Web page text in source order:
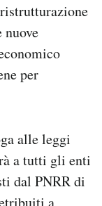
nuove
per
alle leggi
a tutti gli enti
dal PNRR di
a